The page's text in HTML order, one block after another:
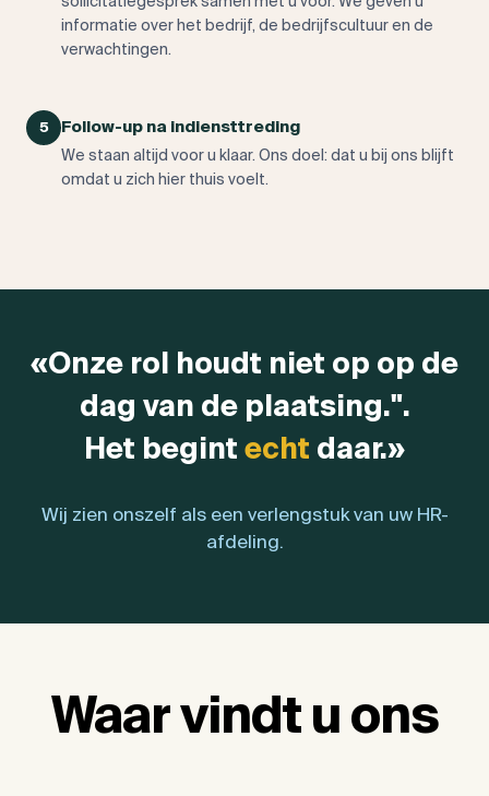
informatie over het bedrijf, de bedrijfscultuur en de
verwachtingen.
5 Follow-up na indiensttreding
We staan altijd voor u klaar. Ons doel: dat u bij ons blijft
omdat u zich hier thuis voelt.
«Onze rol houdt niet op op de
dag van de plaatsing.".
Het begint echt daar.»
Wij zien onszelf als een verlengstuk van uw HR-
afdeling.
Waar vindt u ons